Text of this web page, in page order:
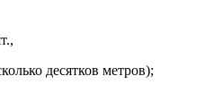
десятков метров);